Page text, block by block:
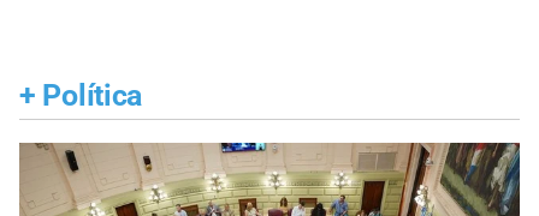
+ Política